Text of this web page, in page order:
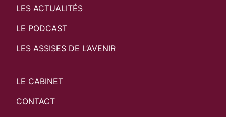
LES ACTUALITÉS
LE PODCAST
LES ASSISES DE L’AVENIR
LE CABINET
CONTACT